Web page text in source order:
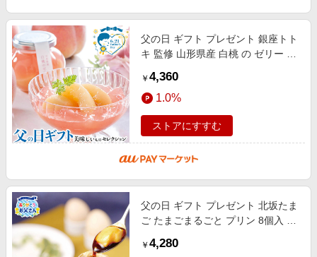
父の日 ギフト プレゼント 銀座トト
キ 監修 山形県産 白桃 の ゼリー ｜
ブーケ付｜お届け期間【6/19(
￥ 4,360
1.0%
ストアにすすむ
父の日 ギフト プレゼント 北坂たま
ご たまごまるごと プリン 8個入 ｜
5g×各8、父の日カード同封｜お届
￥ 4,280